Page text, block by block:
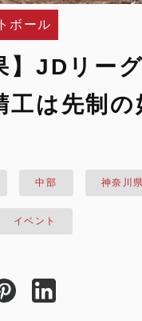
ボール
】JDリー
工は先制
中部 神奈川県
イベント